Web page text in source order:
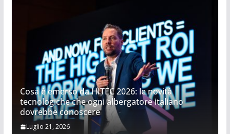
Cosa è emerso da HITEC 2026: le novità
tecnologiche che ogni albergatore italiano
dovrebbe conoscere
Luglio 21, 2026